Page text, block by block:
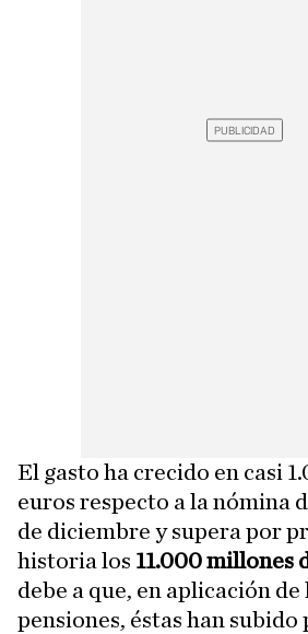
El gasto ha crecido en casi
euros respecto a la nómina
de diciembre y supera por
historia los 11.000 millones
debe a que, en aplicación
pensiones, éstas han subido